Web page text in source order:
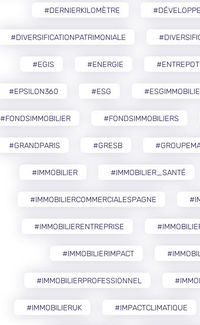
#DERNIERKILOMÈTRE
#DIVERSIFICATIONPATRIMONIALE
#EGIS #ENERGIE
#EPSILON360 #ESG
#FONDSIMMOBILIER #FONDSIMMOBILIERS
#GRANDPARIS #GRESB
#IMMOBILIER #IMMOBILIER_SANTÉ
#IMMOBILIERCOMMERCIALESPAGNE
#IMMOBILIERENTREPRISE
#IMMOBILIERIMPACT
#IMMOBILIERPROFESSIONNEL
#IMMOBILIERUK #IMPACTCLIMATIQUE